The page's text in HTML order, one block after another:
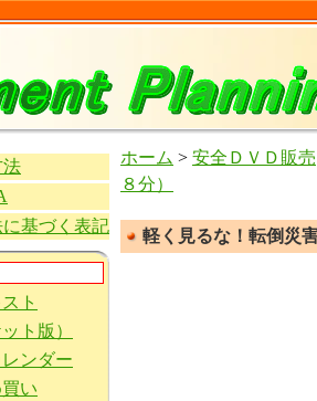
法
基づく表記
ト
ト版）
ンダー
い
ホーム > 安全ＤＶＤ販売
８分）
軽く見るな！転倒災